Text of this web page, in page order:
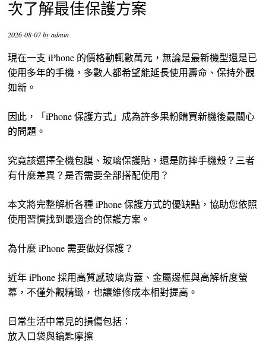
次了解最佳保護方案
2026-08-07byadmin
現在一支 iPhone 的價格動輒數萬元，無論是最新機型還是已
使用多年的手機，多數人都希望能延長使用壽命、保持外觀
如新。
因此，「iPhone 保護方式」成為許多果粉購買新機後最關心
的問題。
究竟該選擇全機包膜、玻璃保護貼，還是防摔手機殼？三者
有什麼差異？是否需要全部搭配使用？
本文將完整解析各種 iPhone 保護方式的優缺點，協助您依照
使用習慣找到最適合的保護方案。
為什麼 iPhone 需要做好保護？
近年 iPhone 採用高質感玻璃背蓋、金屬邊框與高解析度螢
幕，不僅外觀精緻，也讓維修成本相對提高。
日常生活中常見的損傷包括：
放入口袋與鑰匙摩擦